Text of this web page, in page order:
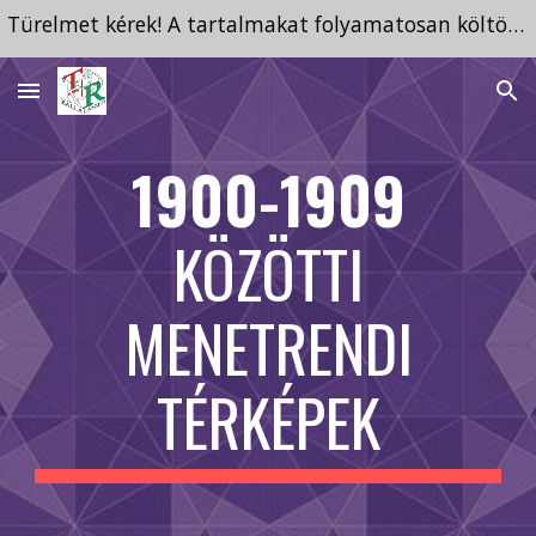
Türelmet kérek! A tartalmakat folyamatosan költöztetem ide a megszűnt tárhelyről.
1900-1909
KÖZÖTTI
MENETRENDI
TÉRKÉPEK